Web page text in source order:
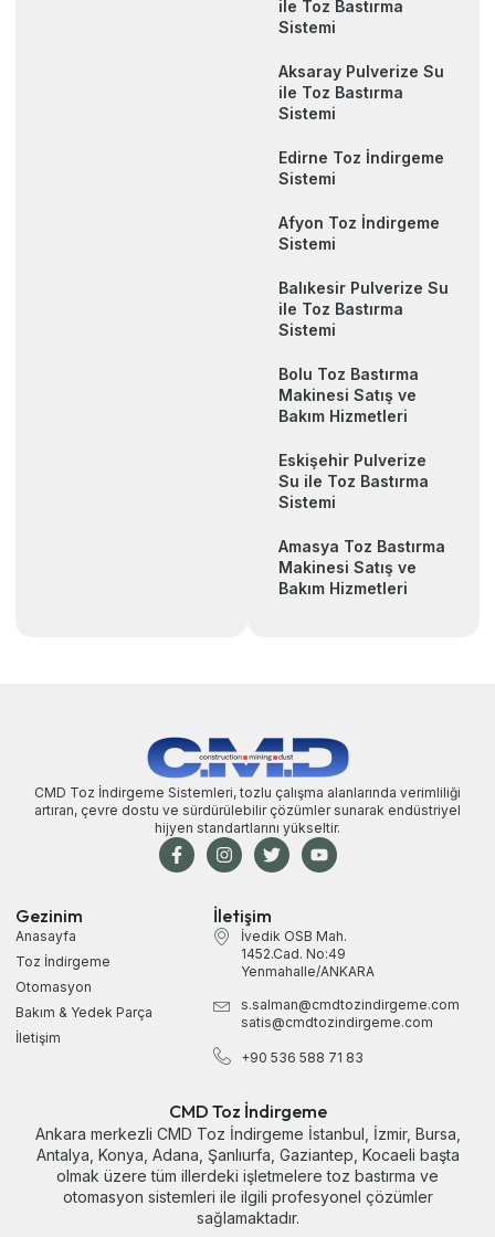
ile Toz Bastırma
Sistemi
Aksaray Pulverize Su
ile Toz Bastırma
Sistemi
Edirne Toz İndirgeme
Sistemi
Afyon Toz İndirgeme
Sistemi
Balıkesir Pulverize Su
ile Toz Bastırma
Sistemi
Bolu Toz Bastırma
Makinesi Satış ve
Bakım Hizmetleri
Eskişehir Pulverize
Su ile Toz Bastırma
Sistemi
Amasya Toz Bastırma
Makinesi Satış ve
Bakım Hizmetleri
CMD Toz İndirgeme Sistemleri, tozlu çalışma alanlarında verimliliği
artıran, çevre dostu ve sürdürülebilir çözümler sunarak endüstriyel
hijyen standartlarını yükseltir.
Gezinim
Anasayfa
Toz İndirgeme
Otomasyon
Bakım & Yedek Parça
İletişim
İletişim
İvedik OSB Mah.
1452.Cad. No:49
Yenmahalle/ANKARA
s.salman@cmdtozindirgeme.com
satis@cmdtozindirgeme.com
+90 536 588 71 83
CMD Toz İndirgeme
Ankara merkezli CMD Toz İndirgeme İstanbul , İzmir, Bursa,
Antalya, Konya, Adana, Şanlıurfa, Gaziantep, Kocaeli başta
olmak üzere tüm illerdeki işletmelere toz bastırma ve
otomasyon sistemleri ile ilgili profesyonel çözümler
sağlamaktadır.